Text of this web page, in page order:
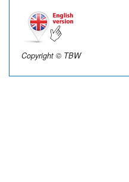
Copyright © TBW